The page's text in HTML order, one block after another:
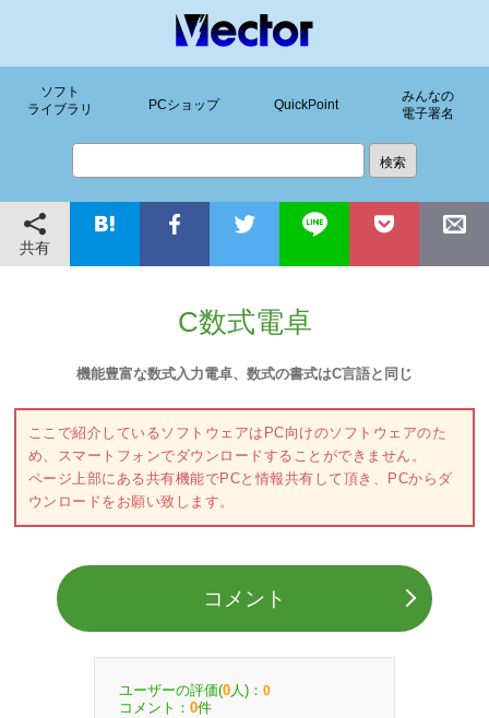
ソフト
ライブラリ
PCショップ QuickPoint
みんなの
電子署名
共有
C数式電卓
機能豊富な数式入力電卓、数式の書式はC言語と同じ
ここで紹介しているソフトウェアはPC向けのソフトウェアのた
め、スマートフォンでダウンロードすることができません。
ページ上部にある共有機能でPCと情報共有して頂き、PCからダ
ウンロードをお願い致します。
コメント
ユーザーの評価(0 人)： 0
コメント： 0件